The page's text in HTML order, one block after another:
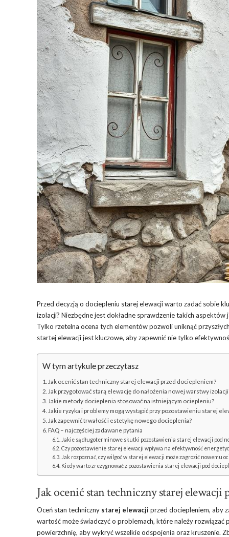
Przed decyzją o dociepleniu starej elewacji warto zadać sobie
izolacji? Niezbędne jest dokładne sprawdzenie takich
Tylko rzetelna ocena tych elementów pozwoli uniknąć
startej elewacji jest kluczowe, aby zapewnić nie tylko
W tym artykule przeczytasz
Jak ocenić stan techniczny starej elewacji przed dociepleniem?
Jak przygotować starą elewację do nałożenia nowej warstwy
Jakie metody docieplenia stosować na istniejącym ociepleniu?
Jakie ryzyka i problemy mogą wystąpić przy pozostawieniu starej
Jak zapewnić trwałość i estetykę nowego docieplenia?
FAQ – najczęściej zadawane pytania
Jakie są długoterminowe skutki pozostawienia starej elewacji pod
Czy pozostawienie starej elewacji wpływa na efektywność
Jak rozpoznać, czy wilgoć w starej elewacji może zagrozić nowemu
Kiedy warto zrezygnować z pozostawienia starej elewacji pod
Jak ocenić stan techniczny starej elewacji
Oceń stan techniczny starej elewacji przed dociepleniem, aby
wartość może świadczyć o problemach, które należy
powierzchnię, aby wykryć wszelkie odspojenia oraz kruszenie.